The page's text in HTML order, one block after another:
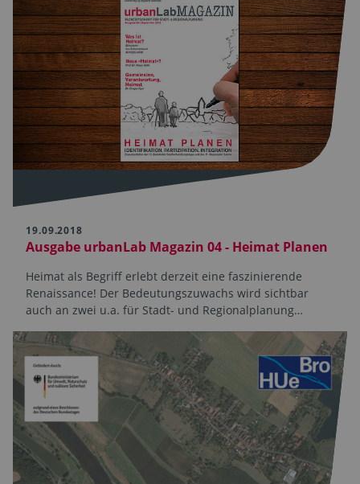
19.09.2018
Ausgabe urbanLab Magazin 04 - Heimat Planen
Heimat als Begriff erlebt derzeit eine faszinierende
Renaissance! Der Bedeutungszuwachs wird sichtbar
auch an zwei u.a. für Stadt- und Regionalplanung…